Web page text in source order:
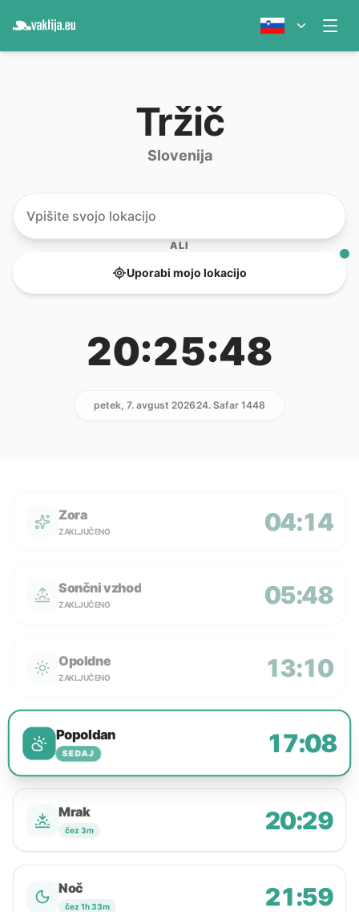
Tržič
Slovenija
ALI
Uporabi mojo lokacijo
20:25:48
petek, 7. avgust 202624. Safar 1448
Zora
ZAKLJUČENO 04:14
Sončni vzhod
ZAKLJUČENO 05:48
Opoldne
ZAKLJUČENO 13:10
Popoldan
SEDAJ 17:08
Mrak
čez 3m 20:29
Noč
čez 1h 33m 21:59